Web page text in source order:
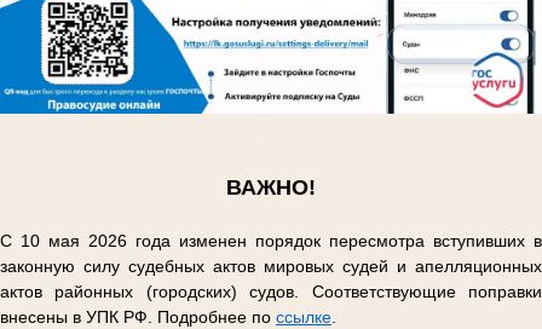
ВАЖНО!
С 10 мая 2026 года изменен порядок пересмотра вступивших в
законную силу судебных актов мировых судей и апелляционных
актов районных (городских) судов. Соответствующие поправки
внесены в УПК РФ. Подробнее по ссылке